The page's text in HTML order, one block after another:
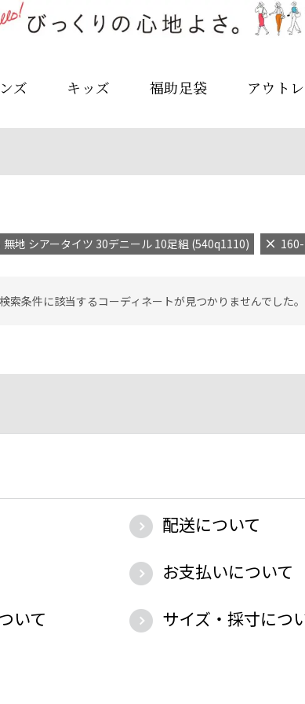
ズ キッズ 福助足袋 アウト
地 シアータイツ 30デニール 10足組 (540q1110)
検索条件に該当するコーディネートが見つかりませんでした
配送について
お支払いについて
いて
サイズ・採寸につ